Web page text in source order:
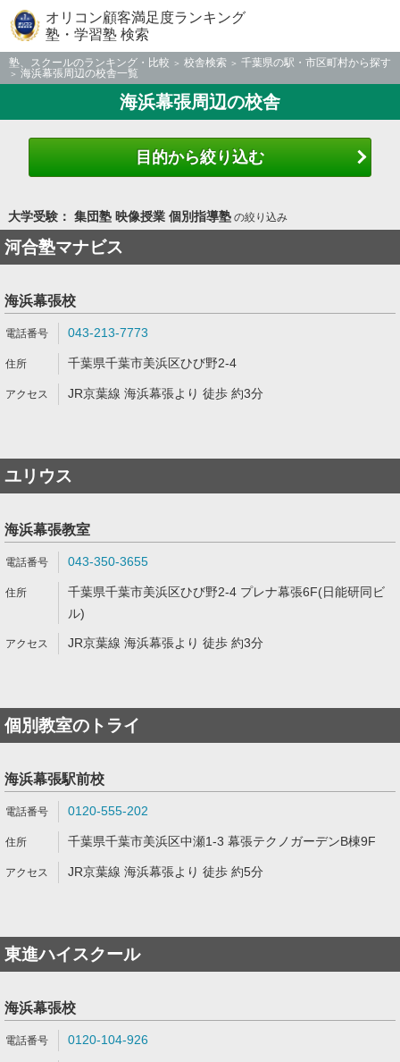
オリコン顧客満足度ランキング
塾・学習塾 検索
塾、スクールのランキング・比較 校舎検索
千葉県の駅・市区町村から探す
海浜幕張周辺の校舎一覧
海浜幕張周辺の校舎
目的から絞り込む
大学受験： 集団塾 映像授業 個別指導塾の絞り込み
河合塾マナビス
海浜幕張校
043-213-7773
千葉県千葉市美浜区ひび野2-4
JR京葉線 海浜幕張より 徒歩 約3分
ユリウス
海浜幕張教室
043-350-3655
千葉県千葉市美浜区ひび野2-4 プレナ幕張6F(日能研同ビ
ル)
JR京葉線 海浜幕張より 徒歩 約3分
個別教室のトライ
海浜幕張駅前校
0120-555-202
千葉県千葉市美浜区中瀬1-3 幕張テクノガーデンB棟9F
JR京葉線 海浜幕張より 徒歩 約5分
東進ハイスクール
海浜幕張校
0120-104-926